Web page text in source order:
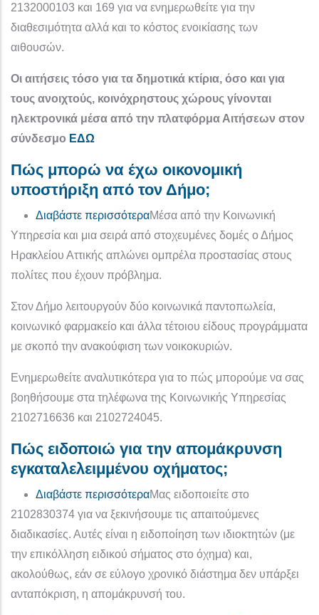
2132000103 και 169 για να ενημερωθείτε για την
διαθεσιμότητα αλλά και το κόστος ενοικίασης των
αιθουσών.
Οι αιτήσεις τόσο για τα δημοτικά κτίρια, όσο και για
τους ανοιχτούς, κοινόχρηστους χώρους γίνονται
ηλεκτρονικά μέσα από την πλατφόρμα Αιτήσεων στον
σύνδεσμο ΕΔΩ
Πώς μπορώ να έχω οικονομική
υποστήριξη από τον Δήμο;
Διαβάστε περισσότεραγια το Πώς μπορώ να έχω
Μέσα από την Κοινωνική
Υπηρεσία και μια σειρά από στοχευμένες δομές ο Δήμος
Ηρακλείου Αττικής απλώνει ομπρέλα προστασίας στους
πολίτες που έχουν πρόβλημα.
Στον Δήμο λειτουργούν δύο κοινωνικά παντοπωλεία,
κοινωνικό φαρμακείο και άλλα τέτοιου είδους προγράμματα
με σκοπό την ανακούφιση των νοικοκυριών.
Ενημερωθείτε αναλυτικότερα για το πώς μπορούμε να σας
βοηθήσουμε στα τηλέφωνα της Κοινωνικής Υπηρεσίας
2102716636 και 2102724045.
Πώς ειδοποιώ για την απομάκρυνση
εγκαταλελειμμένου οχήματος;
Διαβάστε περισσότεραγια το Πώς ειδοποιώ για την
Μας ειδοποιείτε στο
2102830374 για να ξεκινήσουμε τις απαιτούμενες
διαδικασίες. Αυτές είναι η ειδοποίηση των ιδιοκτητών (με
την επικόλληση ειδικού σήματος στο όχημα) και,
ακολούθως, εάν σε εύλογο χρονικό διάστημα δεν υπάρξει
ανταπόκριση, η απομάκρυνσή του.